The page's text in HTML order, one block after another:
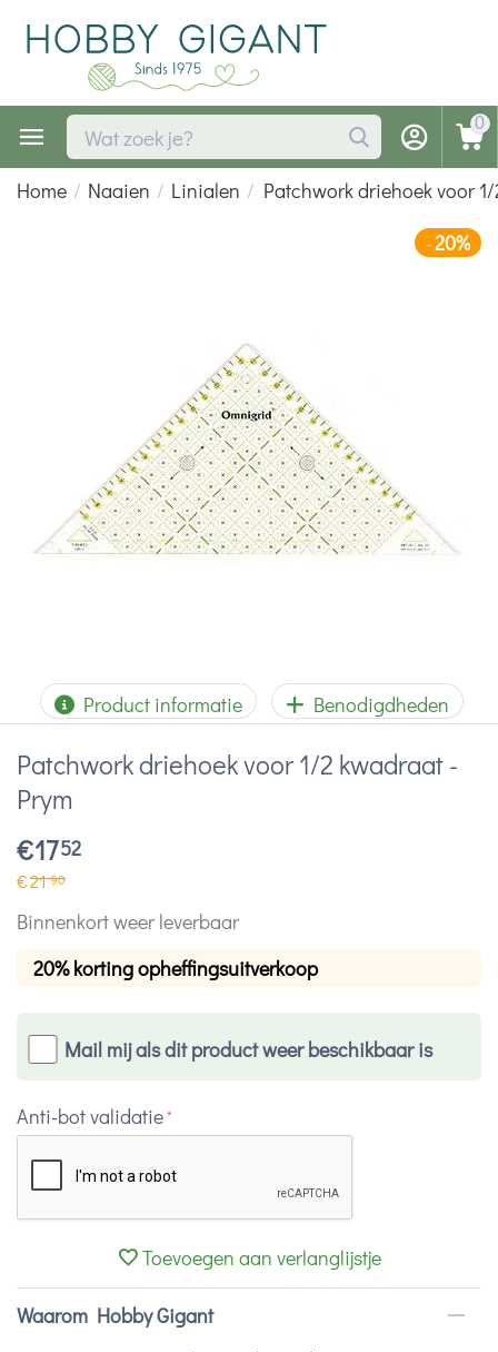
0
Home / Naaien / Linialen / Patchwork driehoek voor
-20%
Product informatie Benodigdheden
Patchwork driehoek voor 1/2 kwadraat -
Prym
€1752
€2190
Binnenkort weer leverbaar
20% korting opheffingsuitverkoop
Mail mij als dit product weer beschikbaar is
Anti-bot validatie
Toevoegen aan verlanglijstje
Waarom Hobby Gigant